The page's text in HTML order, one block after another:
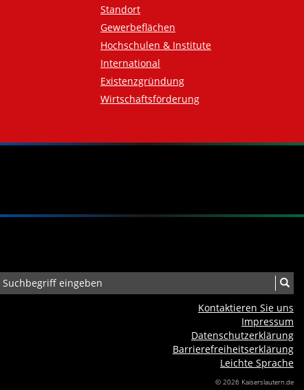
Standort
Gewerbeflächen
Hochschulen & Institute
International
Existenzgründung
Wirtschaftsförderung
Kontaktieren Sie uns
Impressum
Datenschutzerklärung
Barrierefreiheits­erklärung
Leichte Sprache
© 2026 Kaiserslautern.de